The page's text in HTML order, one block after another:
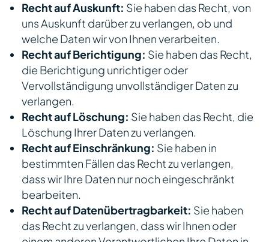
Recht auf Auskunft: Sie haben das Recht, von
uns Auskunft darüber zu verlangen, ob und
welche Daten wir von Ihnen verarbeiten.
Recht auf Berichtigung: Sie haben das Recht,
die Berichtigung unrichtiger oder
Vervollständigung unvollständiger Daten zu
verlangen.
Recht auf Löschung: Sie haben das Recht, die
Löschung Ihrer Daten zu verlangen.
Recht auf Einschränkung: Sie haben in
bestimmten Fällen das Recht zu verlangen,
dass wir Ihre Daten nur noch eingeschränkt
bearbeiten.
Recht auf Datenübertragbarkeit: Sie haben
das Recht zu verlangen, dass wir Ihnen oder